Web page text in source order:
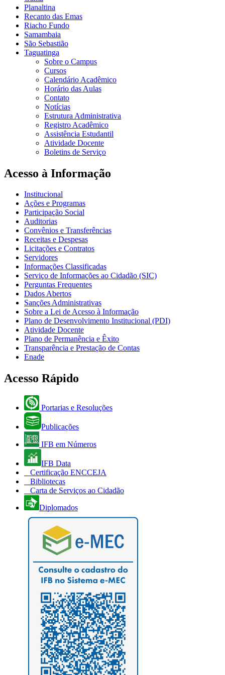
Planaltina
Recanto das Emas
Riacho Fundo
Samambaia
São Sebastião
Taguatinga
Sobre o Campus
Cursos
Calendário Acadêmico
Horário das Aulas
Contato
Notícias
Estrutura Administrativa
Registro Acadêmico
Assistência Estudantil
Atividade Docente
Boletins de Serviço
Acesso à Informação
Institucional
Ações e Programas
Participação Social
Auditorias
Convênios e Transferências
Receitas e Despesas
Licitações e Contratos
Servidores
Informações Classificadas
Serviço de Informações ao Cidadão (SIC)
Perguntas Frequentes
Dados Abertos
Sanções Administrativas
Sobre a Lei de Acesso à Informação
Plano de Desenvolvimento Institucional (PDI)
Atividade Docente
Plano de Permanência e Êxito
Transparência e Prestação de Contas
Enade
Acesso Rápido
Portarias e Resoluções
Publicações
IFB em Números
IFB Data
Certificação ENCCEJA
Bibliotecas
Carta de Serviços ao Cidadão
Diplomados